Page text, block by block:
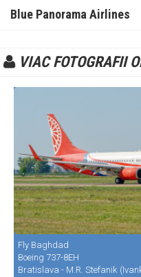
Blue Panorama Airlines
VIAC FOTOGRAFII
Fly Baghdad
Boeing 737-8EH
Bratislava - M.R. Stefanik